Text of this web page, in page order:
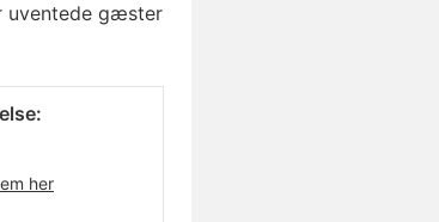
uventede gæster
her